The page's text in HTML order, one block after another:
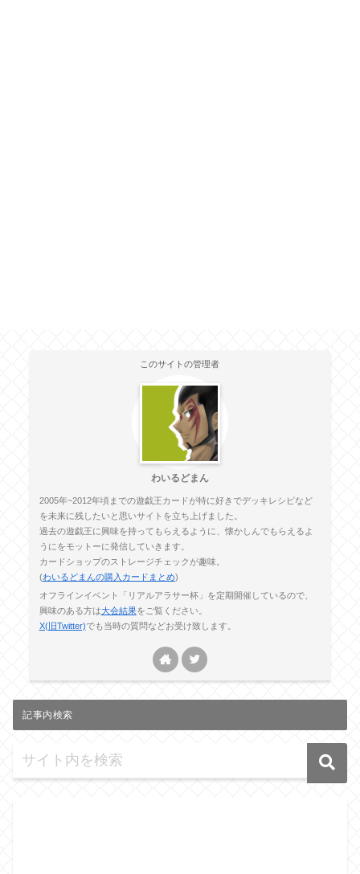
このサイトの管理者
わいるどまん
2005年~2012年頃までの遊戯王カードが特に好きでデッキレシピなど
を未来に残したいと思いサイトを立ち上げました。
過去の遊戯王に興味を持ってもらえるように、懐かしんでもらえるよ
うにをモットーに発信していきます。
カードショップのストレージチェックが趣味。
(わいるどまんの購入カードまとめ)
オフラインイベント「リアルアラサー杯」を定期開催しているので、
興味のある方は大会結果をご覧ください。
X(旧Twitter)でも当時の質問などお受け致します。
記事内検索